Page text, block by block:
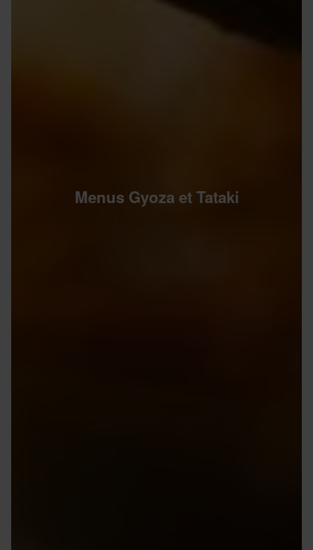
Menus Gyoza et Tataki